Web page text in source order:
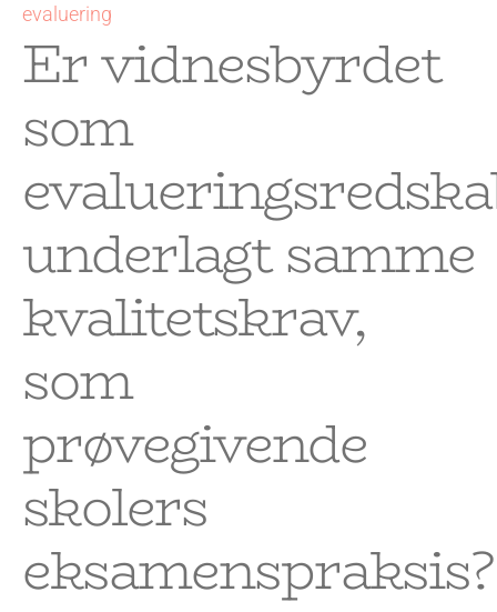
evaluering
Er vidnesbyrdet
som
underlagt samme
kvalitetskrav,
som
prøvegivende
skolers
eksamenspraksis?